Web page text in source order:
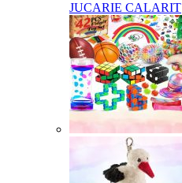
JUCARIE CALARIT